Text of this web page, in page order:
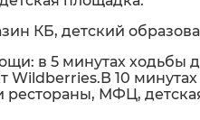
КБ, детский
в 5 минутах ходьбы
Wildbеrriеs.В 10
рестораны, МФЦ,